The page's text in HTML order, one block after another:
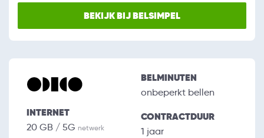
BEKIJK BIJ BELSIMPEL
INTERNET
20 GB / 5G netwerk
BELMINUTEN
onbeperkt bellen
CONTRACTDUUR
1 jaar